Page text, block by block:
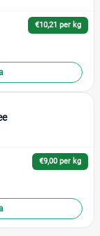
(0)
(4)
€10,21 per kg
€9,00 per kg